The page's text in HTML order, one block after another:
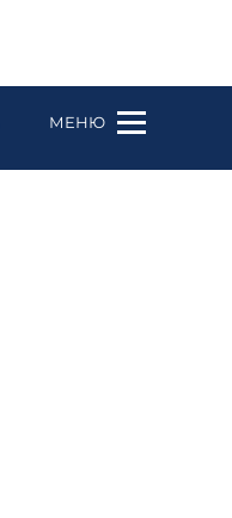
МЕНЮ